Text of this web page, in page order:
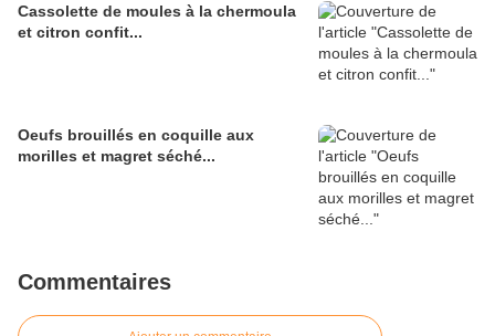
Cassolette de moules à la chermoula
et citron confit...
Oeufs brouillés en coquille aux
morilles et magret séché...
Commentaires